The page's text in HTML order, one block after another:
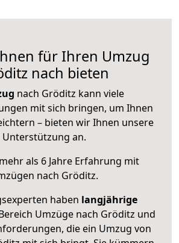
für Ihren Umzug
nach bieten
nach Gröditz kann viele
mit sich bringen, um Ihnen
– bieten wir Ihnen unsere
Unterstützung an.
als 6 Jahre Erfahrung mit
nach Gröditz.
haben langjährige
Umzüge nach Gröditz und
die ein Umzug von